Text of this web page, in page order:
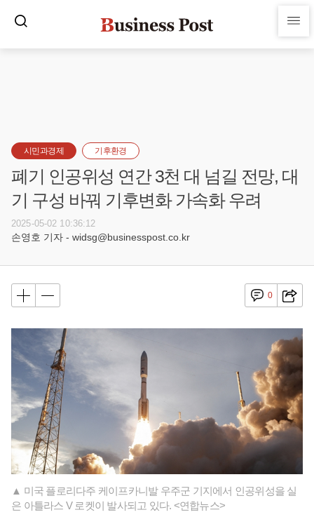
시민과경제 기후환경
폐기 인공위성 연간 3천 대 넘길 전망, 대
기 구성 바꿔 기후변화 가속화 우려
2025-05-02 10:36:12
손영호 기자 - widsg@businesspost.co.kr
0
▲ 미국 플로리다주 케이프카니발 우주군 기지에서 인공위성을 실
은 아틀라스 V 로켓이 발사되고 있다. <연합뉴스>